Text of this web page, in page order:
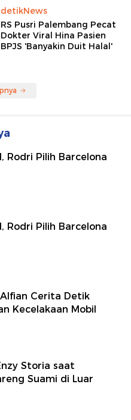
detikNews
RS Pusri Palembang Pecat
Dokter Viral Hina Pasien
BPJS 'Banyakin Duit Halal'
Rodri Pilih Barcelona
Rodri Pilih Barcelona
Alfian Cerita Detik
Kecelakaan Mobil
Storia saat
Suami di Luar